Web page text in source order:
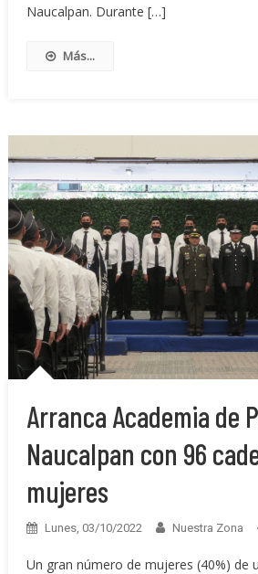
Naucalpan. Durante […]
Más...
Arranca Academia de
Naucalpan con 96
mujeres
Lunes, 03/10/2022 Nuestra Zona
Un gran número de mujeres (40%) de